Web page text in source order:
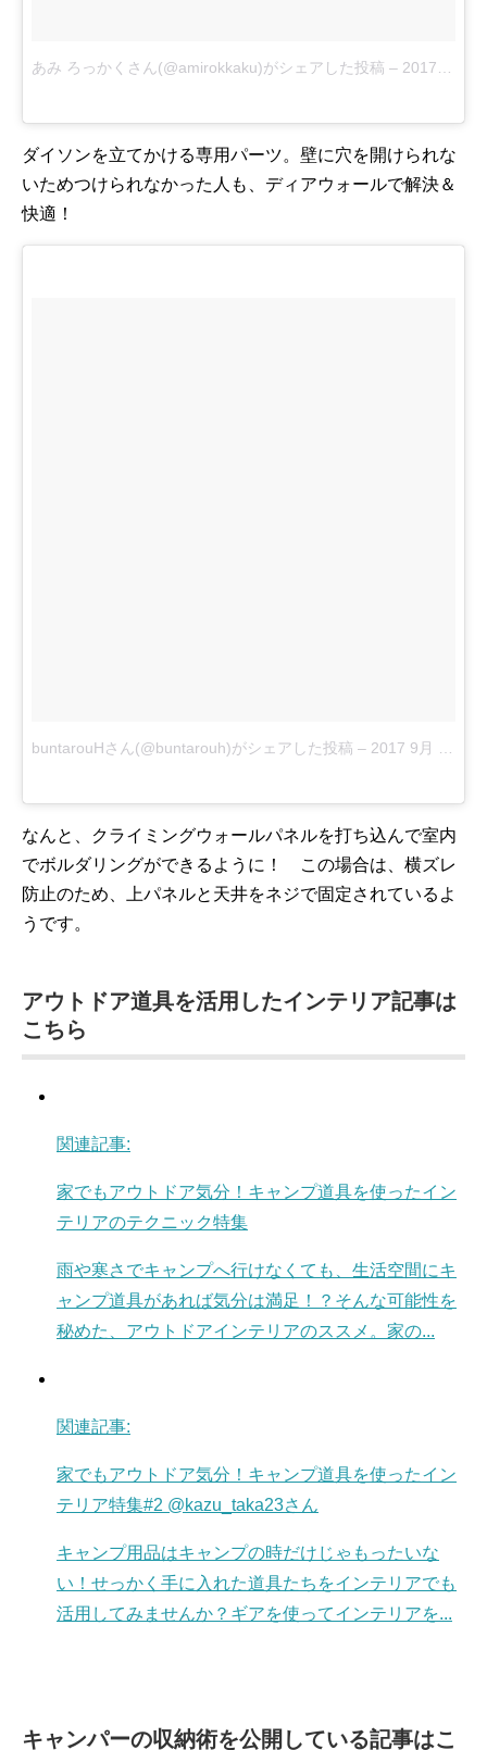
あみ ろっかくさん(@amirokkaku)がシェアした投稿 – 2017 9月 24 7:38午前 PDT
ダイソンを立てかける専用パーツ。壁に穴を開けられな
いためつけられなかった人も、ディアウォールで解決＆
快適！
buntarouHさん(@buntarouh)がシェアした投稿 – 2017 9月 25 2:23午後 PDT
なんと、クライミングウォールパネルを打ち込んで室内
でボルダリングができるように！ この場合は、横ズレ
防止のため、上パネルと天井をネジで固定されているよ
うです。
アウトドア道具を活用したインテリア記事は
こちら
関連記事:
家でもアウトドア気分！キャンプ道具を使ったイン
テリアのテクニック特集
雨や寒さでキャンプへ行けなくても、生活空間にキ
ャンプ道具があれば気分は満足！？そんな可能性を
秘めた、アウトドアインテリアのススメ。家の...
関連記事:
家でもアウトドア気分！キャンプ道具を使ったイン
テリア特集#2 @kazu_taka23さん
キャンプ用品はキャンプの時だけじゃもったいな
い！せっかく手に入れた道具たちをインテリアでも
活用してみませんか？ギアを使ってインテリアを...
キャンパーの収納術を公開している記事はこ